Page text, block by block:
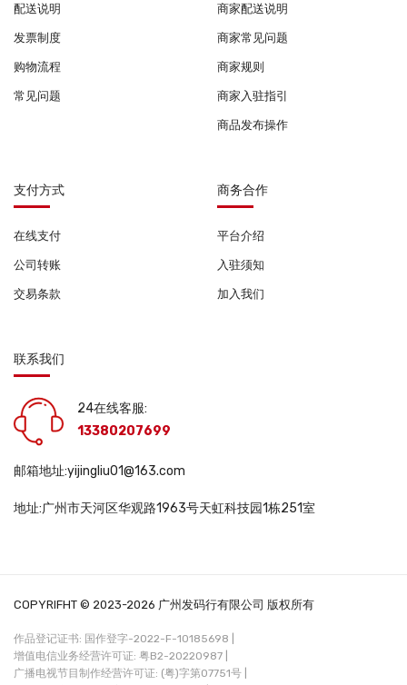
配送说明
发票制度
购物流程
常见问题
商家配送说明
商家常见问题
商家规则
商家入驻指引
商品发布操作
支付方式
在线支付
公司转账
交易条款
商务合作
平台介绍
入驻须知
加入我们
联系我们
24在线客服:
13380207699
邮箱地址:yijingliu01@163.com
地址:广州市天河区华观路1963号天虹科技园1栋251室
COPYRIFHT © 2023-2026 广州发码行有限公司 版权所有
作品登记证书: 国作登字-2022-F-10185698 |
增值电信业务经营许可证: 粤B2-20220987 |
广播电视节目制作经营许可证: (粤)字第07751号 |